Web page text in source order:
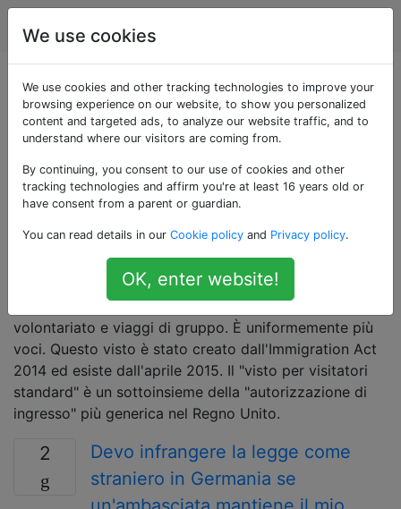
Viaggio
Domande taggate
«standard-visitor-
visas»
consolidato che copre tutti gli aspetti in cui una
persona viene nel Regno Unito per turismo, visite a
familiari / amici, colloqui di lavoro, viaggi di lavoro,
alcune forme di ricerca accademica, alcune forme di
volontariato e viaggi di gruppo. È uniformemente più
voci. Questo visto è stato creato dall'Immigration Act
2014 ed esiste dall'aprile 2015. Il "visto per visitatori
standard" è un sottoinsieme della "autorizzazione di
ingresso" più generica nel Regno Unito.
2
Devo infrangere la legge come
straniero in Germania se
We use cookies
We use cookies and other tracking technologies to improve your
browsing experience on our website, to show you personalized
content and targeted ads, to analyze our website traffic, and to
understand where our visitors are coming from.
By continuing, you consent to our use of cookies and other
tracking technologies and affirm you're at least 16 years old or
have consent from a parent or guardian.
You can read details in our Cookie policy and Privacy policy.
OK, enter website!